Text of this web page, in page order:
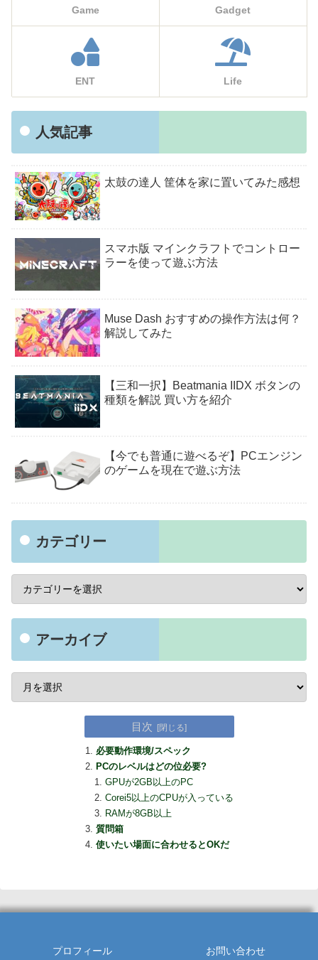
Game Gadget
ENT Life
人気記事
太鼓の達人 筐体を家に置いてみた感想
スマホ版 マインクラフトでコントロー
ラーを使って遊ぶ方法
Muse Dash おすすめの操作方法は何？
解説してみた
【三和一択】Beatmania IIDX ボタンの
種類を解説 買い方を紹介
【今でも普通に遊べるぞ】PCエンジン
のゲームを現在で遊ぶ方法
カテゴリー
アーカイブ
目次
必要動作環境/スペック
PCのレベルはどの位必要?
GPUが2GB以上のPC
Corei5以上のCPUが入っている
RAMが8GB以上
質問箱
使いたい場面に合わせるとOKだ
プロフィール お問い合わせ